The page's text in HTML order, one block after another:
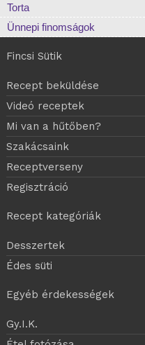
Torta
Ünnepi finomságok
Fincsi Sütik
Recept beküldése
Videó receptek
Mi van a hűtőben?
Szakácsaink
Receptverseny
Regisztráció
Recept kategóriák
Desszertek
Édes süti
Egyéb érdekességek
Gy.I.K.